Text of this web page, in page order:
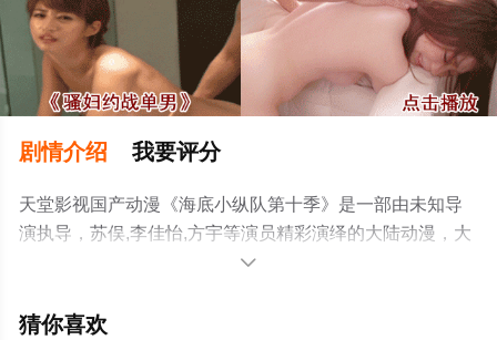
剧情介绍 我要评分
天堂影视国产动漫《海底小纵队第十季》是一部由未知导
演执导，苏俣,李佳怡,方宇等演员精彩演绎的大陆动漫，大
结局剧情已揭晓（全26集），手机免费观看高清未删减完
瓣动漫、电视猫或剧情网等平台了解。

猜你喜欢